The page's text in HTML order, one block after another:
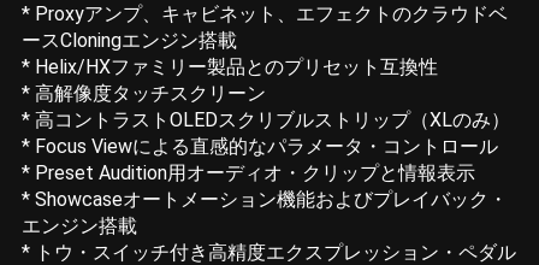
* Proxyアンプ、キャビネット、エフェクトのクラウドベ
ースCloningエンジン搭載
* Helix/HXファミリー製品とのプリセット互換性
* 高解像度タッチスクリーン
* 高コントラストOLEDスクリブルストリップ（XLのみ）
* Focus Viewによる直感的なパラメータ・コントロール
* Preset Audition用オーディオ・クリップと情報表示
* Showcaseオートメーション機能およびプレイバック・
エンジン搭載
* トウ・スイッチ付き高精度エクスプレッション・ペダル